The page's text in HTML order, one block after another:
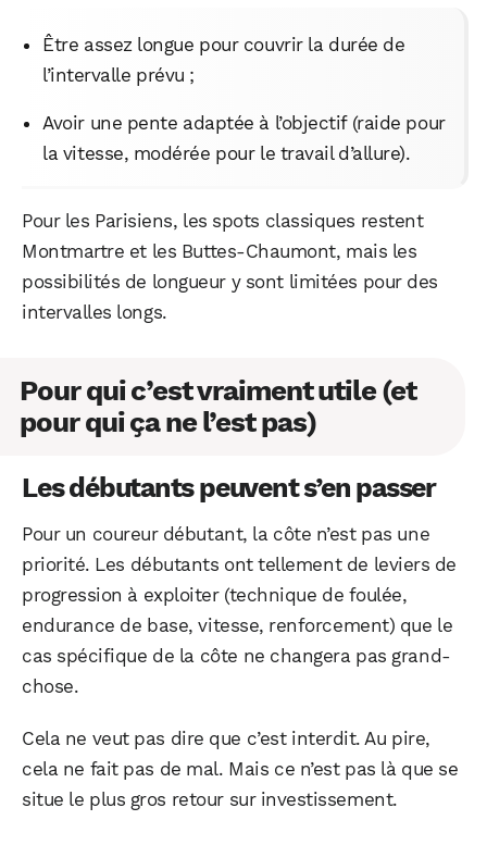
Être assez longue pour couvrir la durée de
l’intervalle prévu ;
Avoir une pente adaptée à l’objectif (raide pour
la vitesse, modérée pour le travail d’allure).
Pour les Parisiens, les spots classiques restent
Montmartre et les Buttes-Chaumont, mais les
possibilités de longueur y sont limitées pour des
intervalles longs.
Pour qui c’est vraiment utile (et
pour qui ça ne l’est pas)
Les débutants peuvent s’en passer
Pour un coureur débutant, la côte n’est pas une
priorité. Les débutants ont tellement de leviers de
progression à exploiter (technique de foulée,
endurance de base, vitesse, renforcement) que le
cas spécifique de la côte ne changera pas grand-
chose.
Cela ne veut pas dire que c’est interdit. Au pire,
cela ne fait pas de mal. Mais ce n’est pas là que se
situe le plus gros retour sur investissement.